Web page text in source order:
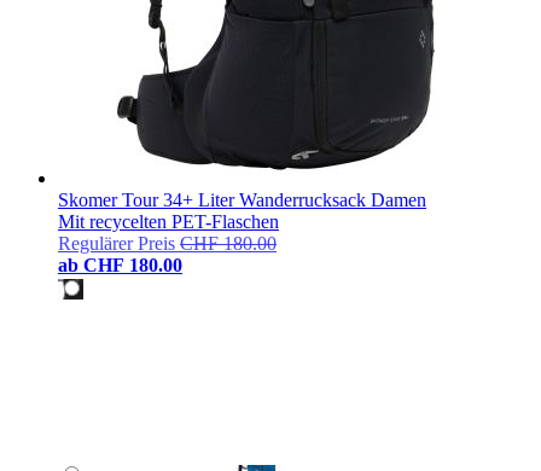
Skomer Tour 34+ Liter Wanderrucksack Damen
Mit recycelten PET-Flaschen
Regulärer Preis CHF 180.00
ab CHF 180.00